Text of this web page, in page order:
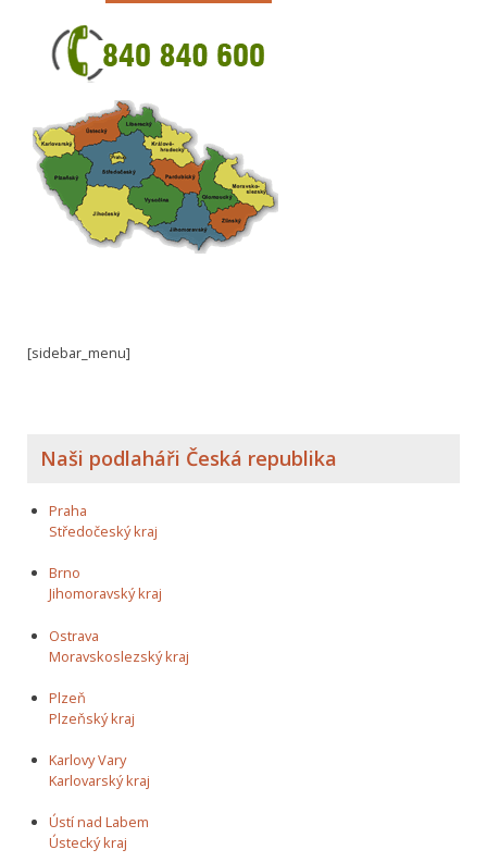
[sidebar_menu]
Naši podlaháři Česká republika
Praha
Středočeský kraj
Brno
Jihomoravský kraj
Ostrava
Moravskoslezský kraj
Plzeň
Plzeňský kraj
Karlovy Vary
Karlovarský kraj
Ústí nad Labem
Ústecký kraj